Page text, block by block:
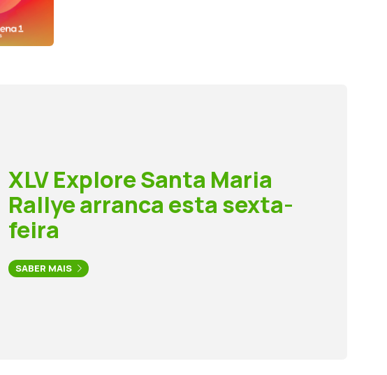
XLV Explore Santa Maria
Rallye arranca esta sexta-
feira
SABER MAIS